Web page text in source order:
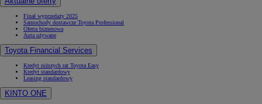
Finał wyprzedaży 2025
Samochody dostawcze Toyota Professional
Oferta biznesowa
Auta używane
Toyota Financial Services
Kredyt niższych rat Toyota Easy
Kredyt standardowy
Leasing standardowy
KINTO ONE